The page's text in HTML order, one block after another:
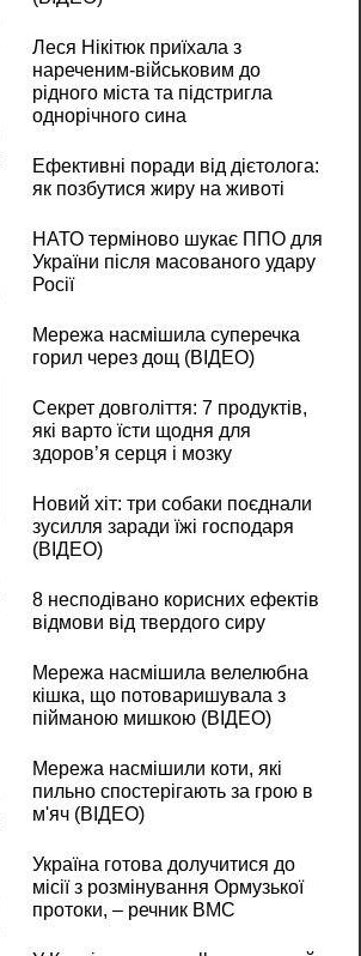
Леся Нікітюк приїхала з
нареченим-військовим до
рідного міста та підстригла
однорічного сина
Ефективні поради від дієтолога:
як позбутися жиру на животі
НАТО терміново шукає ППО для
України після масованого удару
Росії
Мережа насмішила суперечка
горил через дощ (ВІДЕО)
Секрет довголіття: 7 продуктів,
які варто їсти щодня для
здоров’я серця і мозку
Новий хіт: три собаки поєднали
зусилля заради їжі господаря
(ВІДЕО)
8 несподівано корисних ефектів
відмови від твердого сиру
Мережа насмішила велелюбна
кішка, що потоваришувала з
пійманою мишкою (ВІДЕО)
Мережа насмішили коти, які
пильно спостерігають за грою в
м'яч (ВІДЕО)
Україна готова долучитися до
місії з розмінування Ормузької
протоки, – речник ВМС